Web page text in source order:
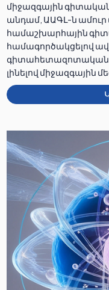
միջազգային
անդամ, ԱԱԳԼ-ն ամուր
համաշխարհային
համագործակցելով
գիտահետազոտական
լինելով միջազգային